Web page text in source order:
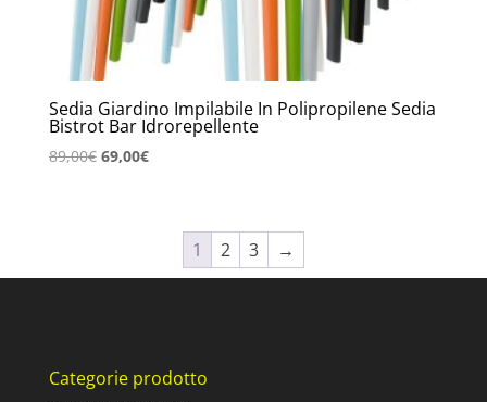
Sedia Giardino Impilabile In Polipropilene Sedia
Bistrot Bar Idrorepellente
89,00€ Il
69,00€Il
69,00€.
1 2 3 →
Categorie prodotto